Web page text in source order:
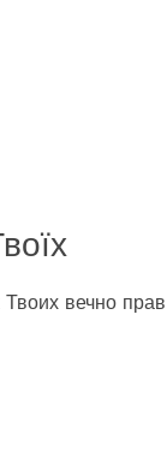
Твоих вечно прав